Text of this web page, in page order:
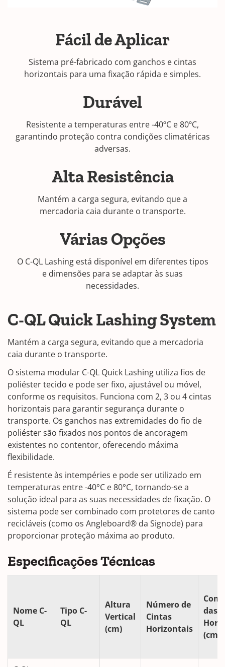
Fácil de Aplicar
Sistema pré-fabricado com ganchos e cintas
horizontais para uma fixação rápida e simples.
Durável
Resistente a temperaturas entre -40ºC e 80ºC,
garantindo proteção contra condições climatéricas
adversas.
Alta Resistência
Mantém a carga segura, evitando que a
mercadoria caia durante o transporte.
Várias Opções
O C-QL Lashing está disponível em diferentes tipos
e dimensões para se adaptar às suas
necessidades.
C-QL Quick Lashing System
Mantém a carga segura, evitando que a mercadoria
caia durante o transporte.
O sistema modular C-QL Quick Lashing utiliza fios de
poliéster tecido e pode ser fixo, ajustável ou móvel,
conforme os requisitos. Funciona com 2, 3 ou 4 cintas
horizontais para garantir segurança durante o
transporte. Os ganchos nas extremidades do fio de
poliéster são fixados nos pontos de ancoragem
existentes no contentor, oferecendo máxima
flexibilidade.
É resistente às intempéries e pode ser utilizado em
temperaturas entre -40°C e 80°C, tornando-se a
solução ideal para as suas necessidades de fixação. O
sistema pode ser combinado com protetores de canto
recicláveis (como os Angleboard® da Signode) para
proporcionar proteção máxima ao produto.
Especificações Técnicas
Nome C-
QL
Tipo C-
QL
Altura
Vertical
(cm)
Número de
Cintas
Horizontais
das
(cm)